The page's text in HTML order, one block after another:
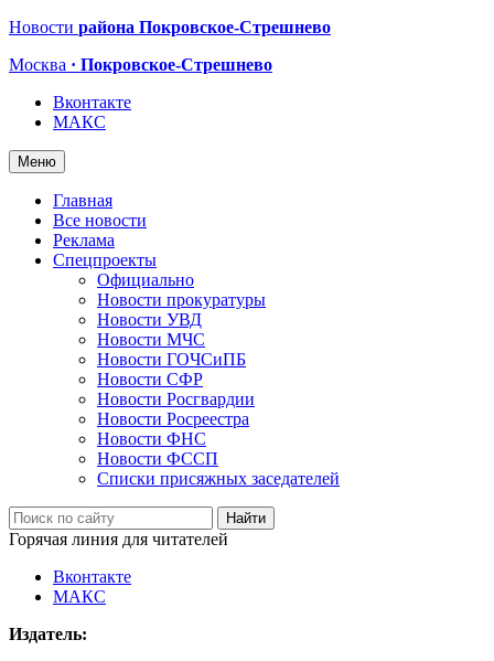
Новости района Покровское-Стрешнево
Москва · Покровское-Стрешнево
Вконтакте
МАКС
Меню
Главная
Все новости
Реклама
Спецпроекты
Официально
Новости прокуратуры
Новости УВД
Новости МЧС
Новости ГОЧСиПБ
Новости СФР
Новости Росгвардии
Новости Росреестра
Новости ФНС
Новости ФССП
Списки присяжных заседателей
Горячая линия для читателей
Вконтакте
МАКС
Издатель: